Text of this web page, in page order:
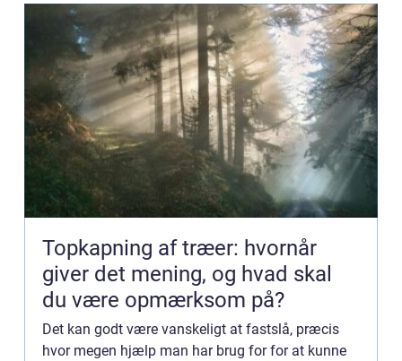
Topkapning af træer: hvornår
giver det mening, og hvad skal
du være opmærksom på?
Det kan godt være vanskeligt at fastslå, præcis
hvor megen hjælp man har brug for for at kunne